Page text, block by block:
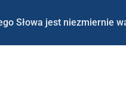
Słowa jest niezmiernie